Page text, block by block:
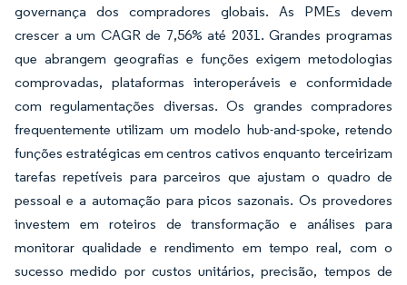
governança dos compradores globais. As PMEs devem
crescer a um CAGR de 7,56% até 2031. Grandes programas
que abrangem geografias e funções exigem metodologias
comprovadas, plataformas interoperáveis e conformidade
com regulamentações diversas. Os grandes compradores
frequentemente utilizam um modelo hub-and-spoke, retendo
funções estratégicas em centros cativos enquanto terceirizam
tarefas repetíveis para parceiros que ajustam o quadro de
pessoal e a automação para picos sazonais. Os provedores
investem em roteiros de transformação e análises para
monitorar qualidade e rendimento em tempo real, com o
sucesso medido por custos unitários, precisão, tempos de